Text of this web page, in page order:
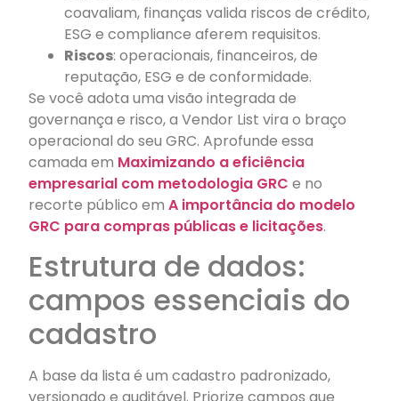
coavaliam, finanças valida riscos de crédito,
ESG e compliance aferem requisitos.
Riscos: operacionais, financeiros, de
reputação, ESG e de conformidade.
Se você adota uma visão integrada de
governança e risco, a Vendor List vira o braço
operacional do seu GRC. Aprofunde essa
camada em Maximizando a eficiência
empresarial com metodologia GRC e no
recorte público em A importância do modelo
GRC para compras públicas e licitações.
Estrutura de dados:
campos essenciais do
cadastro
A base da lista é um cadastro padronizado,